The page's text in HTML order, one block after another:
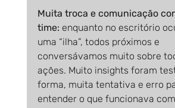
Muita troca e comunicação
time: enquanto no escritório
uma “ilha”, todos próximos e
conversávamos muito sobre
ações. Muito insights foram
forma, muita tentativa e erro
entender o que funcionava